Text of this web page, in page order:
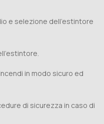
e selezione dell'estintore
in modo sicuro ed
di sicurezza in caso di